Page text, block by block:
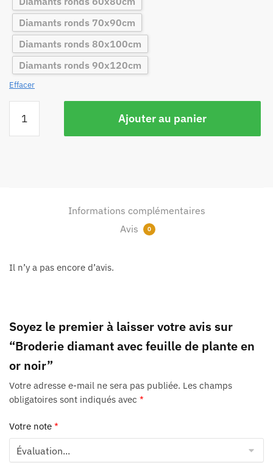
Diamants ronds 70x90cm
Diamants ronds 80x100cm
Diamants ronds 90x120cm
Effacer
Ajouter au panier
Informations complémentaires
Avis
0
Il n’y a pas encore d’avis.
Soyez le premier à laisser votre avis sur
“Broderie diamant avec feuille de plante en
or noir”
Votre adresse e-mail ne sera pas publiée. Les champs
obligatoires sont indiqués avec *
Votre note *